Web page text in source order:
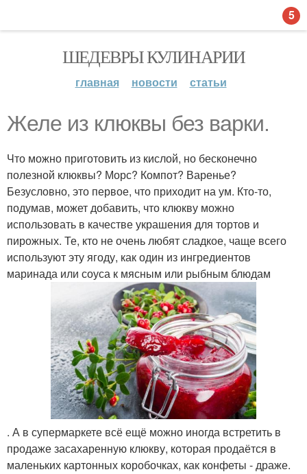
ШЕДЕВРЫ КУЛИНАРИИ
главная новости статьи
Желе из клюквы без варки.
Что можно приготовить из кислой, но бесконечно
полезной клюквы? Морс? Компот? Варенье?
Безусловно, это первое, что приходит на ум. Кто-то,
подумав, может добавить, что клюкву можно
использовать в качестве украшения для тортов и
пирожных. Те, кто не очень любят сладкое, чаще всего
используют эту ягоду, как один из ингредиентов
маринада или соуса к мясным или рыбным блюдам
. А в супермаркете всё ещё можно иногда встретить в
продаже засахаренную клюкву, которая продаётся в
маленьких картонных коробочках, как конфеты - драже.
5